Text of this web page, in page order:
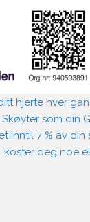
hjerte hver
som din
inntil 7 % av
koster deg noe